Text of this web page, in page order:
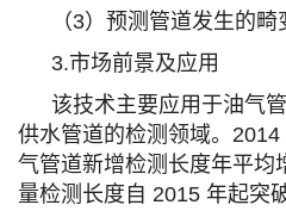
（3）预测管道发生的畸
3.市场前景及应用
该技术主要应用于油气
供水管道的检测领域。
气管道新增检测长度年平均
量检测长度自 2015 年起突